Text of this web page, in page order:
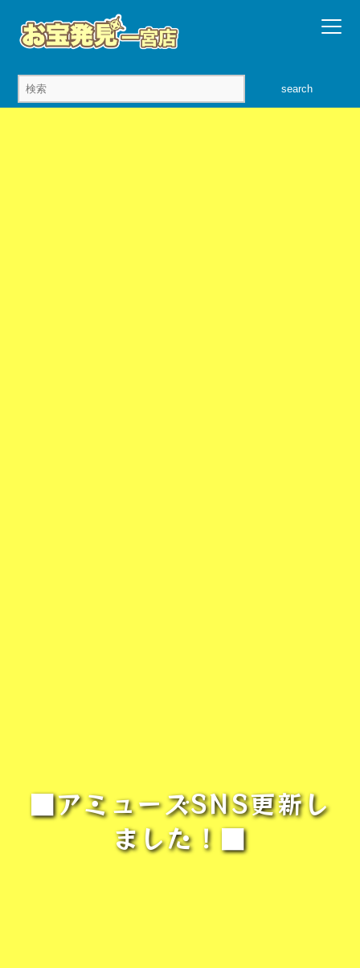
search
■アミューズSNS更新し
ました！■